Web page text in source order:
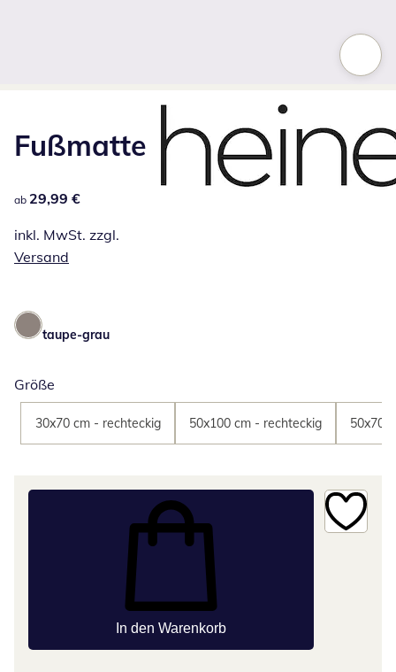
Fußmatte
29,99 €
ab 29,99 €
inkl. MwSt. zzgl.
Versand
taupe-grau
Größe
30x70 cm - rechteckig 50x100 cm - rechteckig 50x70
In den Warenkorb